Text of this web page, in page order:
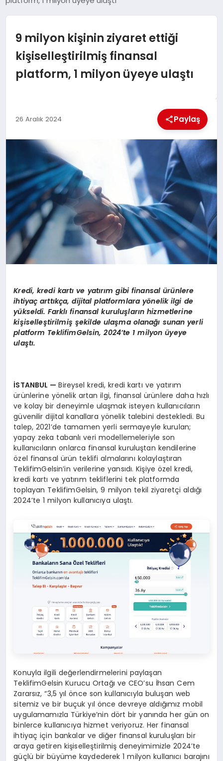
DÜNYA
EĞITIM
MAGAZIN
SIYASET
SPOR
TEKNOLOJI
9 milyon kişinin ziyaret ettiği
kişiselleştirilmiş finansal
platform, 1 milyon üyeye ulaştı
26 Aralık 2024 Paylaş
Kredi, kredi kartı ve yatırım gibi finansal ürünlere
ihtiyaç arttıkça, dijital platformlara yönelik ilgi de
yükseldi. Farklı finansal kuruluşların hizmetlerine
kişiselleştirilmiş şekilde ulaşma olanağı sunan yerli
platform TeklifimGelsin, 2024’te 1 milyon üyeye
ulaştı.
İSTANBUL —Bireysel kredi, kredi kartı ve yatırım
ürünlerine yönelik artan ilgi, finansal ürünlere daha hızlı
ve kolay bir deneyimle ulaşmak isteyen kullanıcıların
güvenilir dijital kanallara yönelik talebini destekledi. Bu
talep, 2021’de tamamen yerli sermayeyle kurulan;
yapay zeka tabanlı veri modellemeleriyle son
kullanıcıların onlarca finansal kuruluştan kendilerine
özel finansal ürün teklifi almalarını kolaylaştıran
TeklifimGelsin’in verilerine yansıdı. Kişiye özel kredi,
kredi kartı ve yatırım tekliflerini tek platformda
toplayan TeklifimGelsin, 9 milyon tekil ziyaretçi aldığı
2024’te 1 milyon kullanıcıya ulaştı.
Konuyla ilgili değerlendirmelerini paylaşan
TeklifimGelsin Kurucu Ortağı ve CEO’su İhsan Cem
Zararsız, “3,5 yıl önce son kullanıcıyla buluşan web
sitemiz ve bir buçuk yıl önce devreye aldığımız mobil
uygulamamızla Türkiye’nin dört bir yanında her gün on
binlerce kullanıcıya hizmet veriyoruz. Her finansal
ihtiyaç için bankalar ve diğer finansal kuruluşları bir
araya getiren kişiselleştirilmiş deneyimimizle 2024’te
güçlü bir büyüme kaydederek 1 milyon kullanıcı barajını